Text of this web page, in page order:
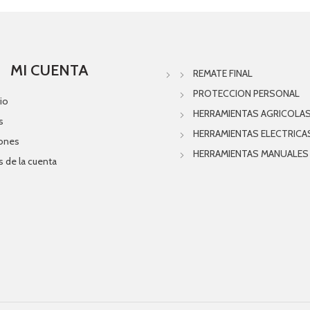
MI CUENTA
de la cuenta
REMATE FINAL
PROTECCION PERSONAL
HERRAMIENTAS
HERRAMIENTAS
HERRAMIENTAS MANUALES